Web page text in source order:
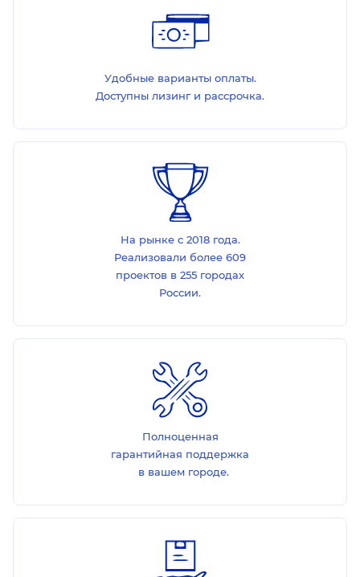
Удобные варианты оплаты.
Доступны лизинг и рассрочка.
На рынке с 2018 года.
Реализовали более 609
проектов в 255 городах
России.
Полноценная
гарантийная поддержка
в вашем городе.